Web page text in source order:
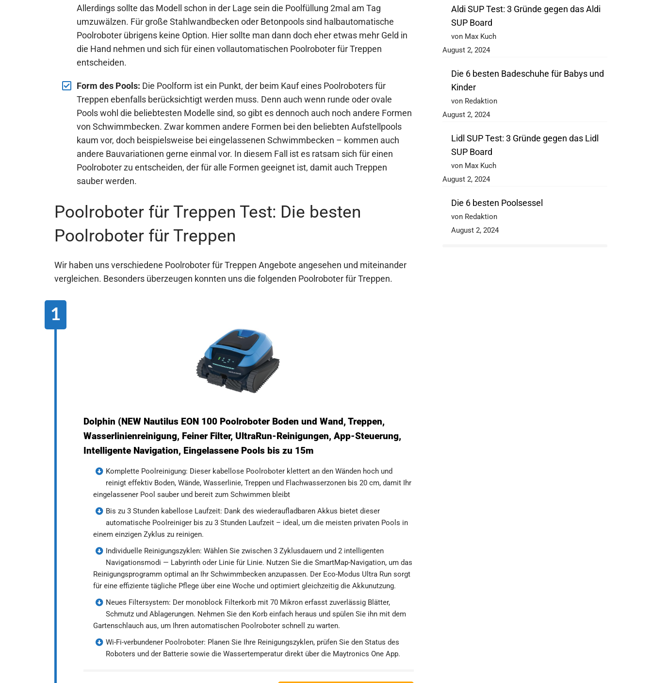
Allerdings sollte das Modell schon in der Lage sein die Poolfüllung 2mal am Tag
umzuwälzen. Für große Stahlwandbecken oder Betonpools sind halbautomatische
Poolroboter übrigens keine Option. Hier sollte man dann doch eher etwas mehr Geld in
die Hand nehmen und sich für einen vollautomatischen Poolroboter für Treppen
entscheiden.
Form des Pools: Die Poolform ist ein Punkt, der beim Kauf eines Poolroboters für
Treppen ebenfalls berücksichtigt werden muss. Denn auch wenn runde oder ovale
Pools wohl die beliebtesten Modelle sind, so gibt es dennoch auch noch andere Formen
von Schwimmbecken. Zwar kommen andere Formen bei den beliebten Aufstellpools
kaum vor, doch beispielsweise bei eingelassenen Schwimmbecken – kommen auch
andere Bauvariationen gerne einmal vor. In diesem Fall ist es ratsam sich für einen
Poolroboter zu entscheiden, der für alle Formen geeignet ist, damit auch Treppen
sauber werden.
Poolroboter für Treppen Test: Die besten
Poolroboter für Treppen
Wir haben uns verschiedene Poolroboter für Treppen Angebote angesehen und miteinander
vergleichen. Besonders überzeugen konnten uns die folgenden Poolroboter für Treppen.
Dolphin (NEW Nautilus EON 100 Poolroboter Boden und Wand, Treppen,
Wasserlinienreinigung, Feiner Filter, UltraRun-Reinigungen, App-Steuerung,
Intelligente Navigation, Eingelassene Pools bis zu 15m
Komplette Poolreinigung: Dieser kabellose Poolroboter klettert an den Wänden hoch und
reinigt effektiv Boden, Wände, Wasserlinie, Treppen und Flachwasserzonen bis 20 cm, damit Ihr
eingelassener Pool sauber und bereit zum Schwimmen bleibt
Bis zu 3 Stunden kabellose Laufzeit: Dank des wiederaufladbaren Akkus bietet dieser
automatische Poolreiniger bis zu 3 Stunden Laufzeit – ideal, um die meisten privaten Pools in
einem einzigen Zyklus zu reinigen.
Individuelle Reinigungszyklen: Wählen Sie zwischen 3 Zyklusdauern und 2 intelligenten
Navigationsmodi — Labyrinth oder Linie für Linie. Nutzen Sie die SmartMap-Navigation, um das
Reinigungsprogramm optimal an Ihr Schwimmbecken anzupassen. Der Eco-Modus Ultra Run sorgt
für eine effiziente tägliche Pflege über eine Woche und optimiert gleichzeitig die Akkunutzung.
Neues Filtersystem: Der monoblock Filterkorb mit 70 Mikron erfasst zuverlässig Blätter,
Schmutz und Ablagerungen. Nehmen Sie den Korb einfach heraus und spülen Sie ihn mit dem
Gartenschlauch aus, um Ihren automatischen Poolroboter schnell zu warten.
Wi-Fi-verbundener Poolroboter: Planen Sie Ihre Reinigungszyklen, prüfen Sie den Status des
Roboters und der Batterie sowie die Wassertemperatur direkt über die Maytronics One App.
Aldi SUP Test: 3 Gründe gegen das Aldi
SUP Board
von Max Kuch
August 2, 2024
Die 6 besten Badeschuhe für Babys und
Kinder
von Redaktion
August 2, 2024
Lidl SUP Test: 3 Gründe gegen das Lidl
SUP Board
von Max Kuch
August 2, 2024
Die 6 besten Poolsessel
von Redaktion
August 2, 2024